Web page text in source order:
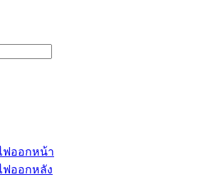
ฟออกหน้า
ฟออกหลัง